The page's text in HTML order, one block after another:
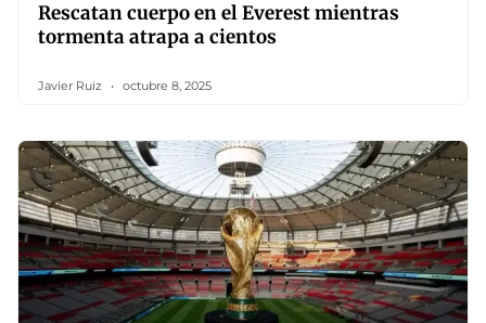
Rescatan cuerpo en el Everest mientras
tormenta atrapa a cientos
Javier Ruiz octubre 8, 2025